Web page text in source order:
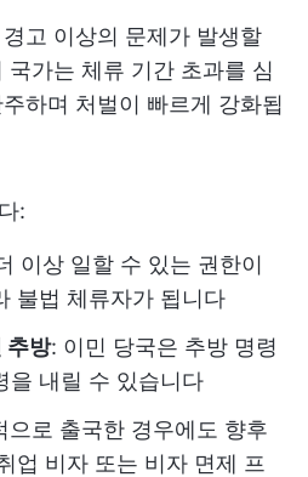
고 이상의 문제가 발생할
가는 체류 기간 초과를 심
하며 처벌이 빠르게 강화됩
:
이상 일할 수 있는 권한이
불법 체류자가 됩니다
추방: 이민 당국은 추방 명령
을 내릴 수 있습니다
으로 출국한 경우에도 향후
업 비자 또는 비자 면제 프